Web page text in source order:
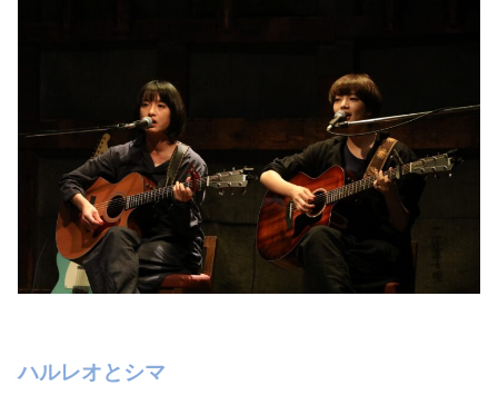
ハルレオとシマ